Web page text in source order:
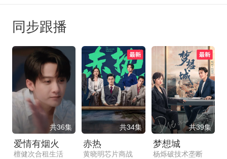
同步跟播
共36集
爱情有烟火
檀健次合租生活
共34集
赤热
黄晓明芯片商战
共39集
梦想城
杨烁破技术垄断